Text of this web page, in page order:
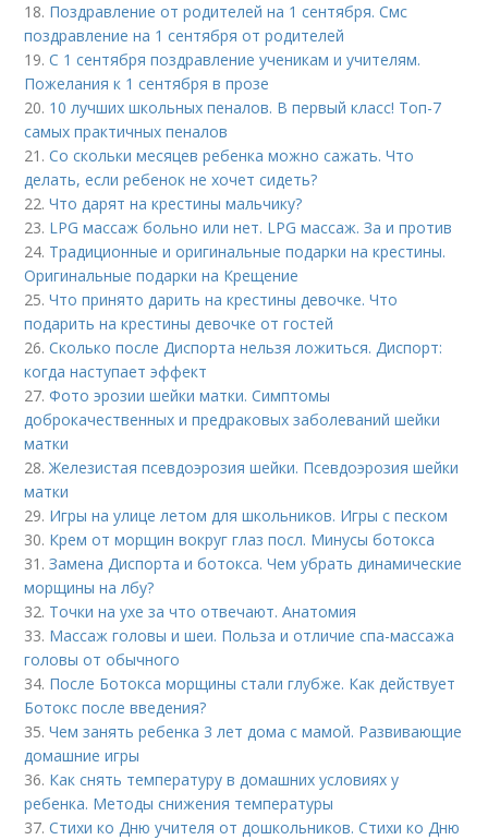
18. Поздравление от родителей на 1 сентября. Смс
поздравление на 1 сентября от родителей
19.С 1 сентября поздравление ученикам и учителям.
Пожелания к 1 сентября в прозе
20. 10 лучших школьных пеналов. В первый класс! Топ-7
самых практичных пеналов
21.Со скольки месяцев ребенка можно сажать. Что
делать, если ребенок не хочет сидеть?
22.Что дарят на крестины мальчику?
23. LPG массаж больно или нет. LPG массаж. За и против
24. Традиционные и оригинальные подарки на крестины.
Оригинальные подарки на Крещение
25.Что принято дарить на крестины девочке. Что
подарить на крестины девочке от гостей
26.Сколько после Диспорта нельзя ложиться. Диспорт:
когда наступает эффект
27.Фото эрозии шейки матки. Симптомы
доброкачественных и предраковых заболеваний шейки
матки
28.Железистая псевдоэрозия шейки. Псевдоэрозия шейки
матки
29. Игры на улице летом для школьников. Игры с песком
30. Крем от морщин вокруг глаз посл. Минусы ботокса
31.Замена Диспорта и ботокса. Чем убрать динамические
морщины на лбу?
32. Точки на ухе за что отвечают. Анатомия
33. Массаж головы и шеи. Польза и отличие спа-массажа
головы от обычного
34. После Ботокса морщины стали глубже. Как действует
Ботокс после введения?
35.Чем занять ребенка 3 лет дома с мамой. Развивающие
домашние игры
36. Как снять температуру в домашних условиях у
ребенка. Методы снижения температуры
37.Стихи ко Дню учителя от дошкольников. Стихи ко Дню